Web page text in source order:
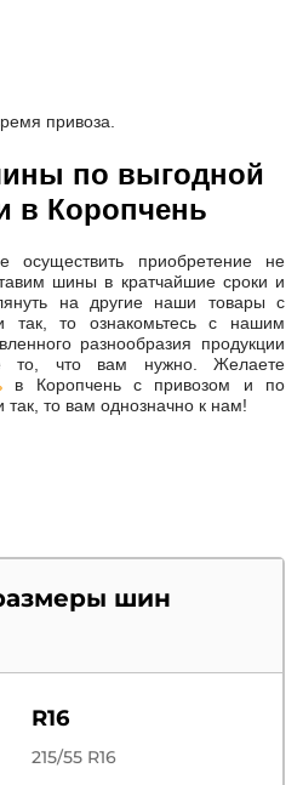
привоза.
по выгодной
в Коропчень
осуществить приобретение не
шины в кратчайшие сроки и
на другие наши товары с
так, то ознакомьтесь с нашим
разнообразия продукции
то, что вам нужно. Желаете
в Коропчень с привозом и по
то вам однозначно к нам!
шин
R16
215/55 R16